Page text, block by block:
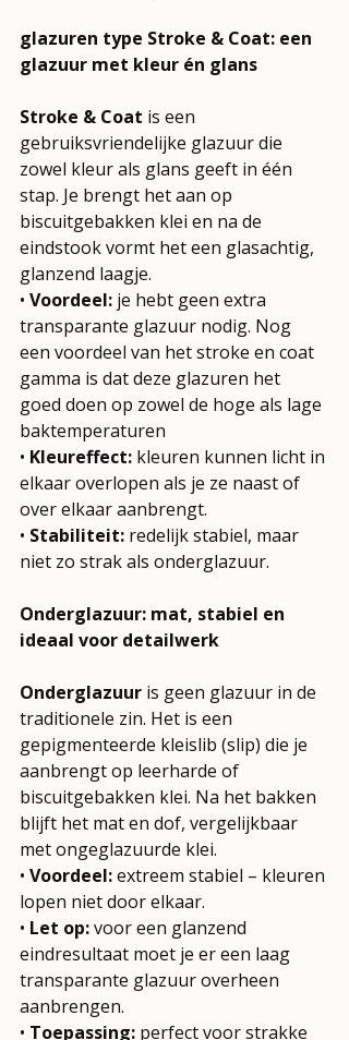
glazuren type Stroke & Coat: een
glazuur met kleur én glans
Stroke & Coat is een
gebruiksvriendelijke glazuur die
zowel kleur als glans geeft in één
stap. Je brengt het aan op
biscuitgebakken klei en na de
eindstook vormt het een glasachtig,
glanzend laagje.
• Voordeel: je hebt geen extra
transparante glazuur nodig. Nog
een voordeel van het stroke en coat
gamma is dat deze glazuren het
goed doen op zowel de hoge als lage
baktemperaturen
• Kleureffect: kleuren kunnen licht in
elkaar overlopen als je ze naast of
over elkaar aanbrengt.
• Stabiliteit: redelijk stabiel, maar
niet zo strak als onderglazuur.
Onderglazuur: mat, stabiel en
ideaal voor detailwerk
Onderglazuur is geen glazuur in de
traditionele zin. Het is een
gepigmenteerde kleislib (slip) die je
aanbrengt op leerharde of
biscuitgebakken klei. Na het bakken
blijft het mat en dof, vergelijkbaar
met ongeglazuurde klei.
• Voordeel: extreem stabiel – kleuren
lopen niet door elkaar.
• Let op: voor een glanzend
eindresultaat moet je er een laag
transparante glazuur overheen
aanbrengen.
• Toepassing: perfect voor strakke